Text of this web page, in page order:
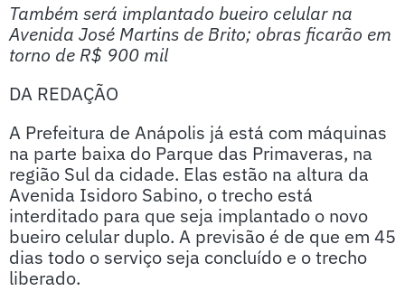
Também será implantado bueiro celular na
Avenida José Martins de Brito; obras ficarão em
torno de R$ 900 mil
DA REDAÇÃO
A Prefeitura de Anápolis já está com máquinas
na parte baixa do Parque das Primaveras, na
região Sul da cidade. Elas estão na altura da
Avenida Isidoro Sabino, o trecho está
interditado para que seja implantado o novo
bueiro celular duplo. A previsão é de que em 45
dias todo o serviço seja concluído e o trecho
liberado.